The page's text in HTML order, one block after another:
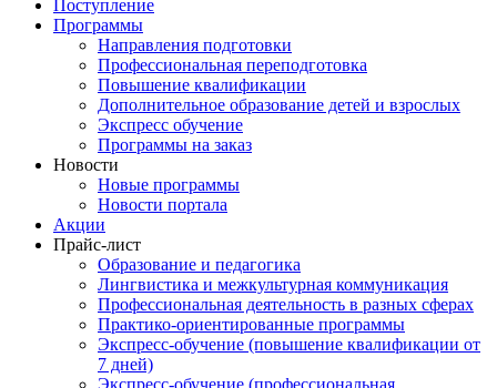
Поступление
Программы
Направления подготовки
Профессиональная переподготовка
Повышение квалификации
Дополнительное образование детей и взрослых
Экспресс обучение
Программы на заказ
Новости
Новые программы
Новости портала
Акции
Прайс-лист
Образование и педагогика
Лингвистика и межкультурная коммуникация
Профессиональная деятельность в разных сферах
Практико-ориентированные программы
Экспресс-обучение (повышение квалификации от
7 дней)
Экспресс-обучение (профессиональная